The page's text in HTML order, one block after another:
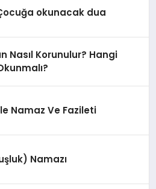
okunacak dua
Nasıl Korunulur? Hangi
Namaz Ve Fazileti
Namazı